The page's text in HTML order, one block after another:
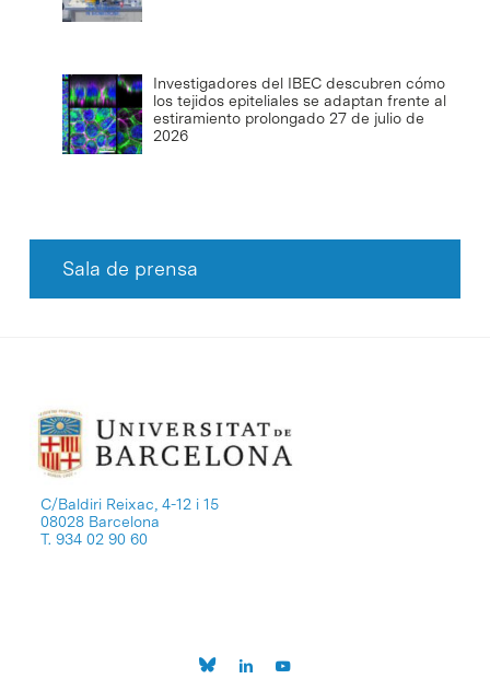
Investigadores del IBEC descubren cómo
los tejidos epiteliales se adaptan frente al
estiramiento prolongado 27 de julio de
2026
Sala de prensa
C/Baldiri Reixac, 4-12 i 15
08028 Barcelona
T. 934 02 90 60